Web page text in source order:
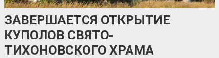
ЗАВЕРШАЕТСЯ ОТКРЫТИЕ
КУПОЛОВ СВЯТО-
ТИХОНОВСКОГО ХРАМА